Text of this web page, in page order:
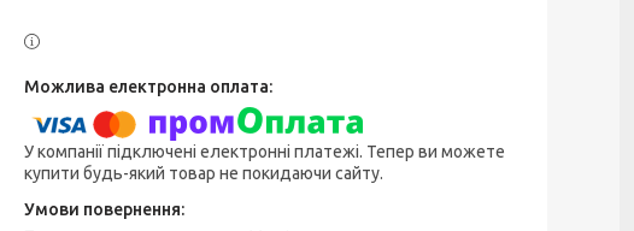
У компанії підключені електронні платежі. Тепер ви можете
купити будь-який товар не покидаючи сайту.